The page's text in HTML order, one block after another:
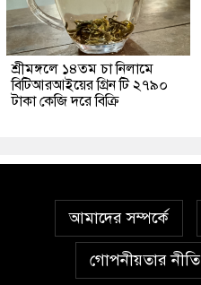
শ্রীমঙ্গলে ১৪তম চা নিলামে
বিটিআরআইয়ের গ্রিন টি ২৭৯০
টাকা কেজি দরে বিক্রি
আমাদের সম্পর্কে
গোপনীয়তার নীতি